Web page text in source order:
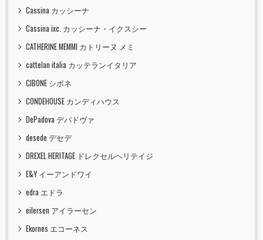
Cassina カッシーナ
Cassina ixc. カッシーナ・イクスシー
CATHERINE MEMMI カトリーヌ メミ
cattelan italia カッテランイタリア
CIBONE シボネ
CONDEHOUSE カンディハウス
DePadova デパドヴァ
desede デセデ
DREXEL HERITAGE ドレクセルヘリテイジ
E&Y イーアンドワイ
edra エドラ
eilersen アイラーセン
Ekornes エコーネス